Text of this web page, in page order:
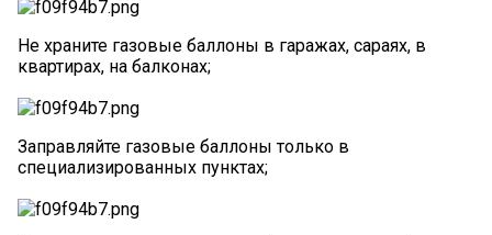
Не храните газовые баллоны в гаражах, сараях, в
квартирах, на балконах;
Заправляйте газовые баллоны только в
специализированных пунктах;